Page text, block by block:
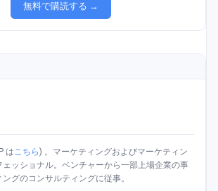
無料で購読する →
はこちら) 。マーケティングおよびマーケティン
ェッショナル。ベンチャーから一部上場企業の事
グのコンサルティングに従事。